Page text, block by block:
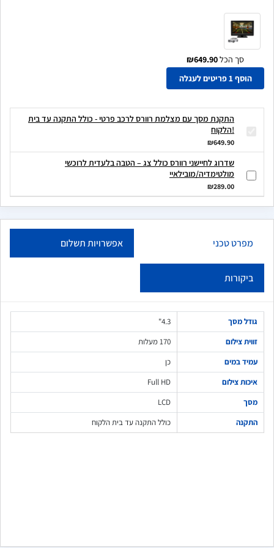
סך הכל₪649.90
הוסף 1 פריטים לעגלה
התקנת מסך עם מצלמת רוורס לרכב פרטי - כולל התקנה עד בית
הלקוח!
₪649.90
שדרוג לחיישני רוורס כולל צג – הטבה בלעדית לרוכשי
מולטימדיה/מובילאיי
₪289.00
מפרט טכני אפשרויות תשלום
ביקורות
גודל מסך
4.3"
זווית צילום
170 מעלות
עמיד במים
כן
איכות צילום
Full HD
מסך
LCD
התקנה
כולל התקנה עד בית הלקוח